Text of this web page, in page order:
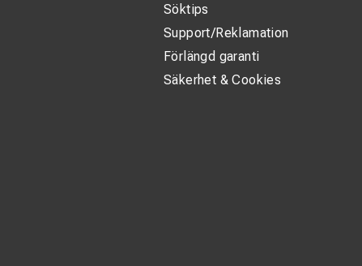
Söktips
Support/Reklamation
Förlängd garanti
Säkerhet & Cookies